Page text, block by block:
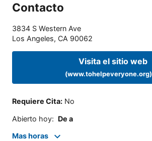
Contacto
3834 S Western Ave
Los Angeles, CA 90062
Visita el sitio web
(www.tohelpeveryone.org)
Requiere Cita: No
Abierto hoy: De a
Mas horas